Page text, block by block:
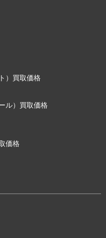
）買取価格
ル）買取価格
価格